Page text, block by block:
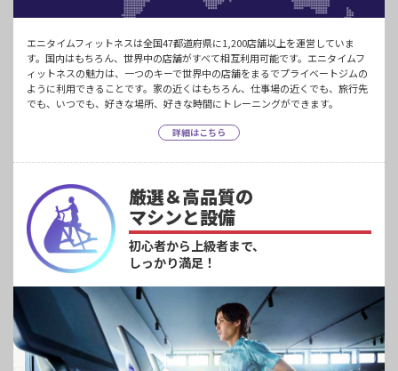
エニタイムフィットネスは全国47都道府県に1,200店舗以上を運営していま
す。国内はもちろん、世界中の店舗がすべて相互利用可能です。エニタイムフ
ィットネスの魅力は、一つのキーで世界中の店舗をまるでプライベートジムの
ように利用できることです。家の近くはもちろん、仕事場の近くでも、旅行先
でも、いつでも、好きな場所、好きな時間にトレーニングができます。
詳細はこちら
厳選＆高品質の
マシンと設備
初心者から上級者まで、
しっかり満足！